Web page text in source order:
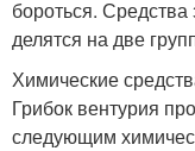
бороться.
делятся на две
Химические
Грибок вентурия
следующим